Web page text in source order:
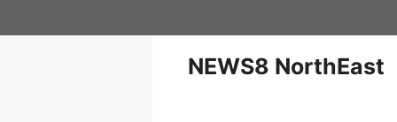
NEWS8 NorthEast